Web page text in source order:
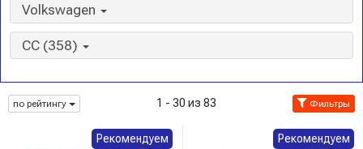
Volkswagen
CC (358)
по рейтингу 1 - 30 из 83 Фильтры
Рекомендуем Рекомендуем